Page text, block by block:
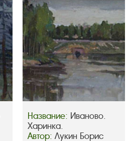
Название: Иваново.
Харинка.
Автор: Лукин Борис